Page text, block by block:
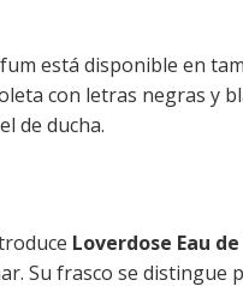
está disponible en
con letras negras y
de ducha.
Loverdose Eau
Su frasco se distingue